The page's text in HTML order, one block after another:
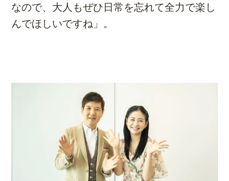
なので、大人もぜひ日常を忘れて全力で楽し
んでほしいですね」。